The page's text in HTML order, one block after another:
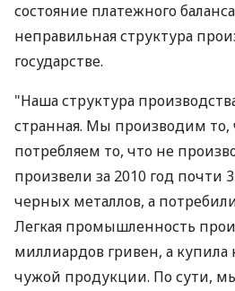
состояние платежного
неправильная структура
государстве.
"Наша структура
странная. Мы производим то,
потребляем то, что не
произвели за 2010 год почти
черных металлов, а
Легкая промышленность
миллиардов гривен, а
чужой продукции. По сути,